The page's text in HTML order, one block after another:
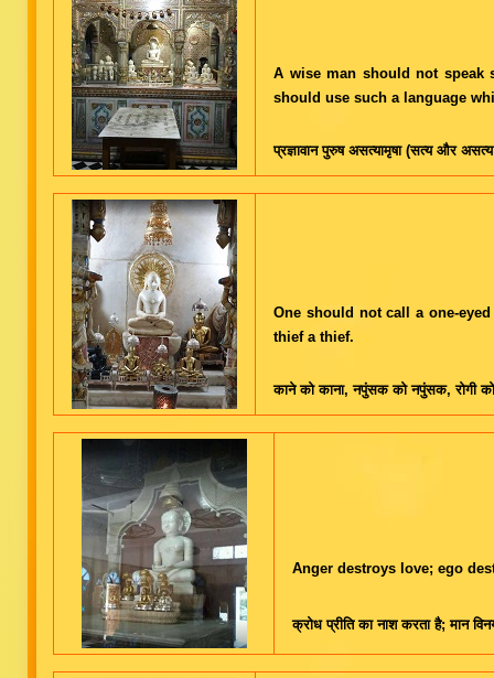
A wise man should not speak
should use such a language
प्रज्ञावान पुरुष असत्यामृषा (सत्य और
One should not call a one-
thief a thief.
काने को काना, नपुंसक को नपुंसक, रोगी
Anger destroys love; ego
क्रोध प्रीति का नाश करता है; मान